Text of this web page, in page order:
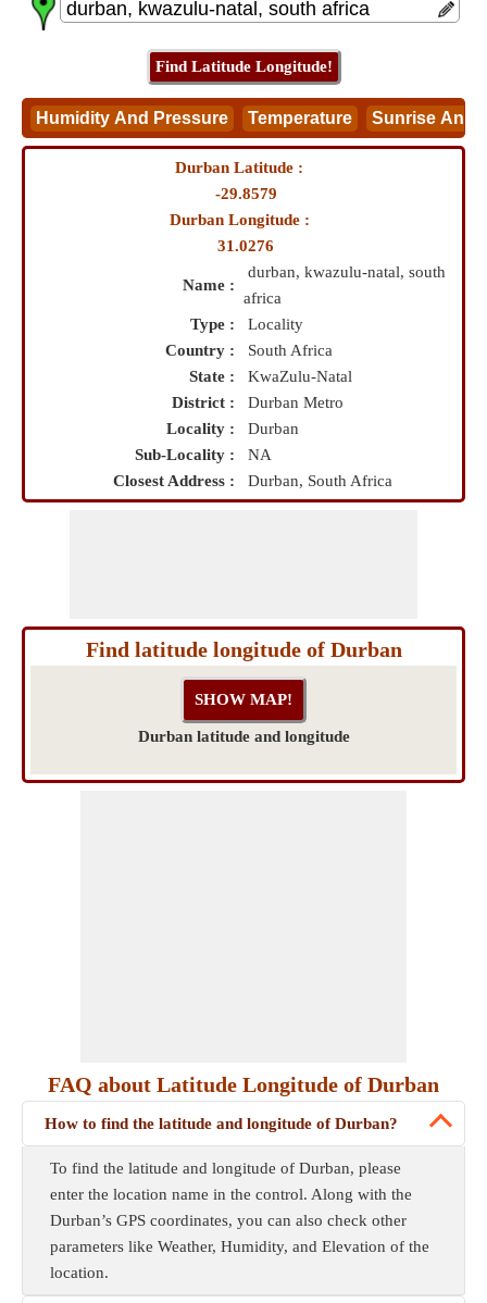
Durban Latitude :
-29.8579
Durban Longitude :
31.0276
Name :
durban, kwazulu-natal, south
africa
Type :
Locality
Country :
South Africa
State :
KwaZulu-Natal
District :
Durban Metro
Locality :
Durban
Sub-Locality :
NA
Closest Address :
Durban, South Africa
Find latitude longitude of Durban
Durban latitude and longitude
FAQ about Latitude Longitude of Durban
How to find the latitude and longitude of Durban?
To find the latitude and longitude of Durban, please
enter the location name in the control. Along with the
Durban’s GPS coordinates, you can also check other
parameters like Weather, Humidity, and Elevation of the
location.